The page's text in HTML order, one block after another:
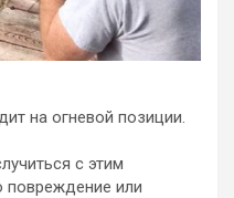
на огневой позиции.
с этим
повреждение или